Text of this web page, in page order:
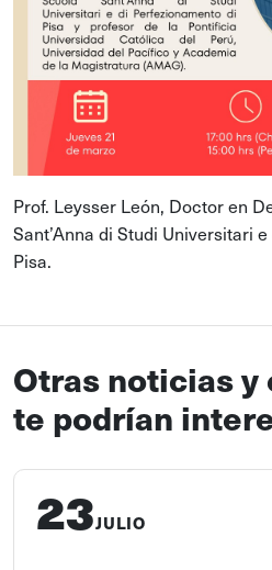
Prof. Leysser León, Doctor en
Sant’Anna di Studi Universitari
Pisa.
Otras noticias y
te podrían
23JULIO